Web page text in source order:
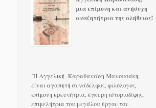
μια επίμονη και ανήσυχη
αναζητήτρια της αλήθειας!
[Η Αγγελική Καραθανάση-Μανουσάκη,
είναι αγαπητή συνάδελφος, φιλόλογος,
επίμονη ερευνήτρια, έγκυρη ιστοριοδίφης,
επιμελήτρια του μεγάλου έργου του